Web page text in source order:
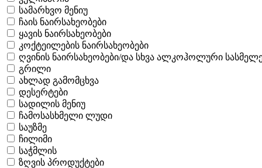
სამარხვო მენიუ
ჩაის ნაირსახეობები
ყავის ნაირსახეობები
კოქტეილების ნაირსახეობები
ღვინის ნაირსახეობები/და სხვა ალკოჰოლური
გრილი
ახლად გამომცხვა
დესერტები
სადილის მენიუ
ჩამოსასხმელი ლუდი
საუზმე
ჩილიმი
საჭმლის
ზღვის პროდუქტები